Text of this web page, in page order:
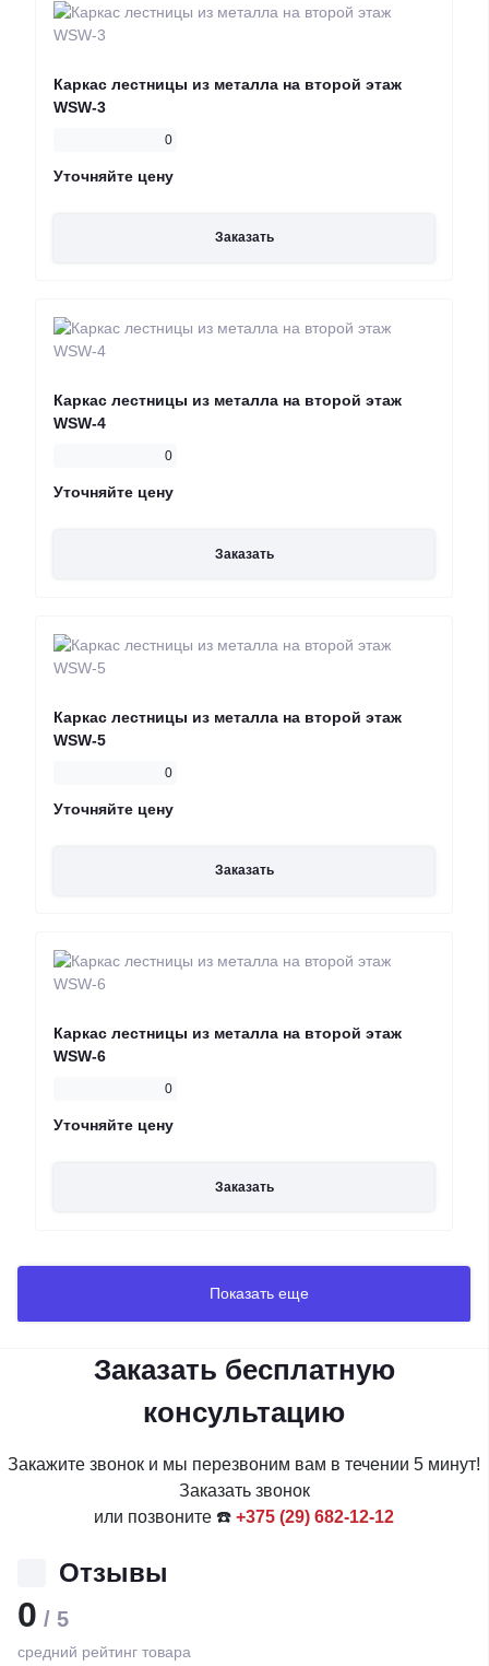
Каркас лестницы из металла на второй этаж
WSW-3
0
Уточняйте цену
Заказать
Каркас лестницы из металла на второй этаж
WSW-4
0
Уточняйте цену
Заказать
Каркас лестницы из металла на второй этаж
WSW-5
0
Уточняйте цену
Заказать
Каркас лестницы из металла на второй этаж
WSW-6
0
Уточняйте цену
Заказать
Показать еще
Заказать бесплатную
консультацию
Закажите звонок и мы перезвоним вам в течении 5 минут!
Заказать звонок
или позвоните ☎️ +375 (29) 682-12-12
Отзывы
0 / 5
средний рейтинг товара